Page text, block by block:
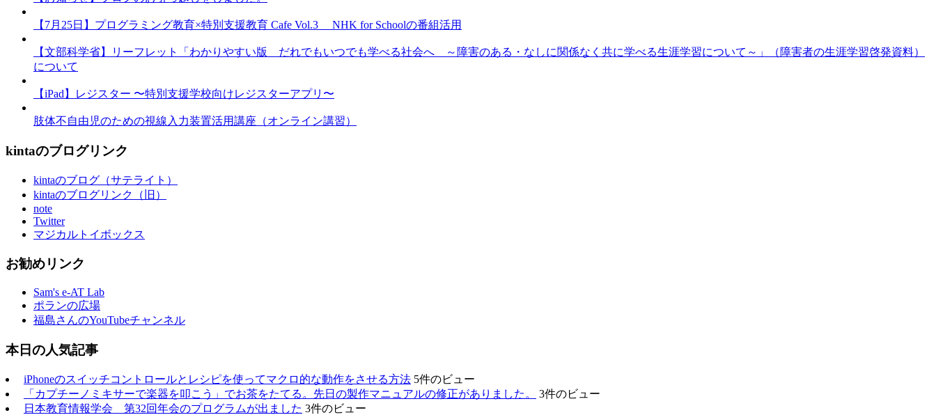
【7月25日】プログラミング教育×特別支援教育 Cafe Vol.3 NHK for Schoolの番組活用
【文部科学省】リーフレット「わかりやすい版 だれでもいつでも学べる社会へ ～障害のある・なしに関係なく共に学べる生涯学習について～」（障害者の生涯学習啓発資料）
について
【iPad】レジスター 〜特別支援学校向けレジスターアプリ〜
肢体不自由児のための視線入力装置活用講座（オンライン講習）
kintaのブログリンク
kintaのブログ（サテライト）
kintaのブログリンク（旧）
note
Twitter
マジカルトイボックス
お勧めリンク
Sam's e-AT Lab
ポランの広場
福島さんのYouTubeチャンネル
本日の人気記事
iPhoneのスイッチコントロールとレシピを使ってマクロ的な動作をさせる方法 5件のビュー
「カプチーノミキサーで楽器を叩こう」でお茶をたてる。先日の製作マニュアルの修正がありました。
3件のビュー
日本教育情報学会 第32回年会のプログラムが出ました 3件のビュー